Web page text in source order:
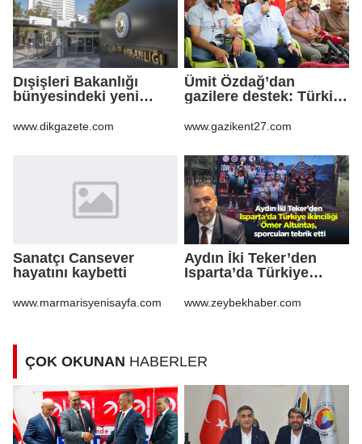
Dışişleri Bakanlığı
bünyesindeki yeni
Gazete'de
www.dikgazete.com
Ümit Özdağ’dan
gazilere destek: Türkiye
taşımamalı
www.gazikent27.com
Sanatçı Cansever
hayatını kaybetti
www.marmarisyenisayfa.com
Aydın İki Teker’den
Isparta’da Türkiye
Altuntaş, sporcuları
www.zeybekhaber.com
ÇOK OKUNAN HABERLER